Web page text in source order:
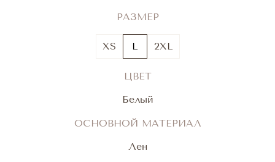
РАЗМЕР
XS L 2XL
ЦВЕТ
Белый
ОСНОВНОЙ МАТЕРИАЛ
Лен